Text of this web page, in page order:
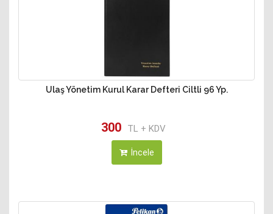
Ulaş Yönetim Kurul Karar Defteri Ciltli 96 Yp.
300 TL + KDV
İncele